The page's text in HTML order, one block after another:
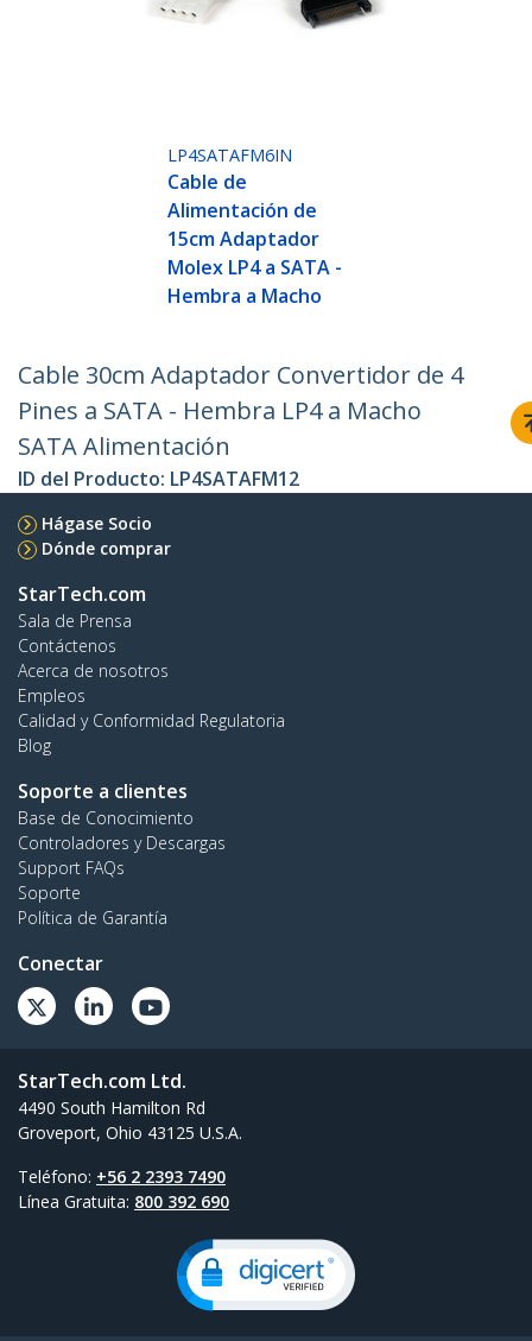
LP4SATAFM6IN
Cable de
Alimentación de
15cm Adaptador
Molex LP4 a SATA -
Hembra a Macho
Cable 30cm Adaptador Convertidor de 4
Pines a SATA - Hembra LP4 a Macho
SATA Alimentación
ID del Producto: LP4SATAFM12
Hágase Socio
Dónde comprar
StarTech.com
Sala de Prensa
Contáctenos
Acerca de nosotros
Empleos
Calidad y Conformidad Regulatoria
Blog
Soporte a clientes
Base de Conocimiento
Controladores y Descargas
Support FAQs
Soporte
Política de Garantía
Conectar
StarTech.com Ltd.
4490 South Hamilton Rd
Groveport, Ohio 43125 U.S.A.
Teléfono: +56 2 2393 7490
Línea Gratuita: 800 392 690